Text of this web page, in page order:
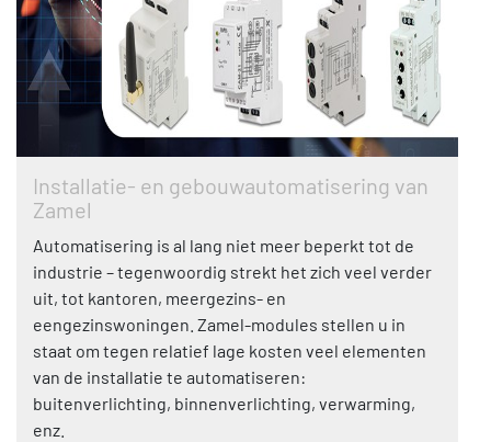
Installatie- en gebouwautomatisering van
Zamel
Automatisering is al lang niet meer beperkt tot de
industrie – tegenwoordig strekt het zich veel verder
uit, tot kantoren, meergezins- en
eengezinswoningen. Zamel-modules stellen u in
staat om tegen relatief lage kosten veel elementen
van de installatie te automatiseren:
buitenverlichting, binnenverlichting, verwarming,
enz.